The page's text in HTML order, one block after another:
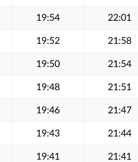
19:54 22:01
19:52 21:58
19:50 21:54
19:48 21:51
19:46 21:47
19:43 21:44
19:41 21:41